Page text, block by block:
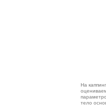
На
тело